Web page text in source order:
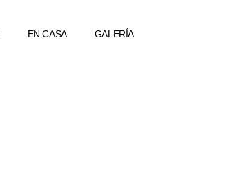
EN CASA GALERÍA